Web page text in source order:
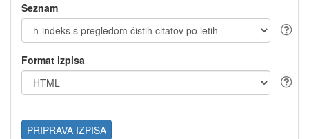
Seznam
Format izpisa
PRIPRAVA IZPISA